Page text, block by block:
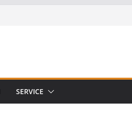
SERVICE